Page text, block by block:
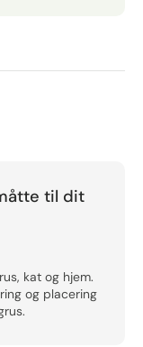
til dit
kat og hjem.
og placering